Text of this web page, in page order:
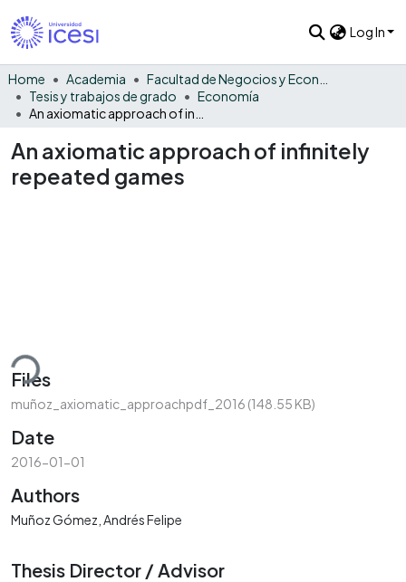
Log In
Home Academia
Tesis y trabajos de grado
Economía
An axiomatic approach of infinitely
repeated games
Files
muñoz_axiomatic_approachpdf_2016 (148.55 KB)
Date
2016-01-01
Authors
Muñoz Gómez, Andrés Felipe
Thesis Director / Advisor